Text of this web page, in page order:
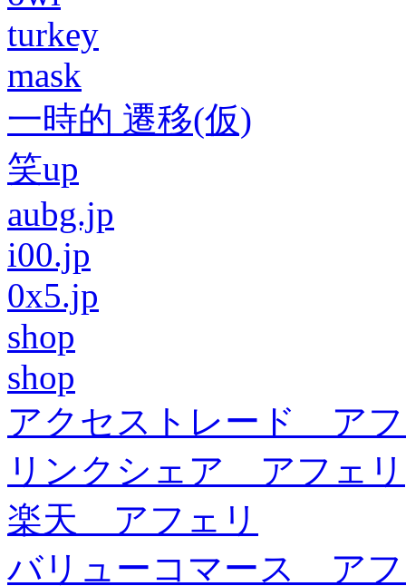
turkey
mask
一時的 遷移(仮)
笑up
aubg.jp
i00.jp
0x5.jp
shop
shop
アクセストレード ア
リンクシェア アフェリ
楽天 アフェリ
バリューコマース ア